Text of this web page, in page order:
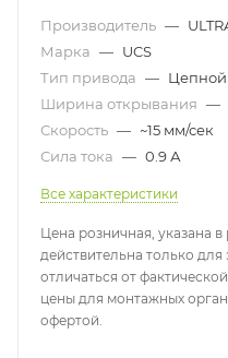
Производитель —
Марка — UCS
Тип привода — Цепной
Ширина открывания —
Скорость — ~15 мм/сек
Сила тока — 0.9 А
Все характеристики
Цена розничная, указана в
действительна только
отличаться от
цены для монтажных
офертой.